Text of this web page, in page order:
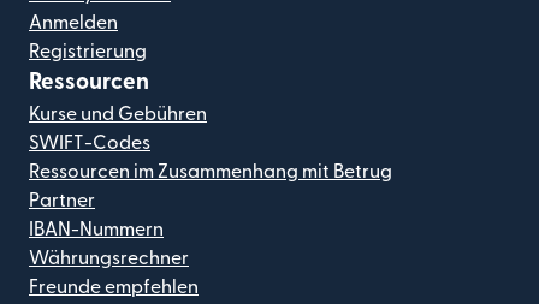
Anmelden
Registrierung
Ressourcen
Kurse und Gebühren
SWIFT-Codes
Ressourcen im Zusammenhang mit Betrug
Partner
IBAN-Nummern
Währungsrechner
Freunde empfehlen